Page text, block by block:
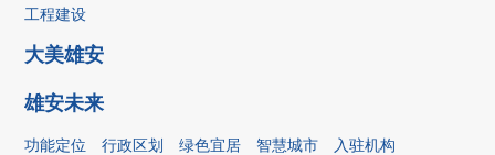
工程建设
大美雄安
雄安未来
功能定位 行政区划 绿色宜居 智慧城市 入驻机构